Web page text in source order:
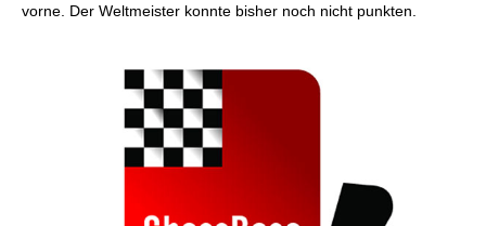
vorne. Der Weltmeister konnte bisher noch nicht punkten.